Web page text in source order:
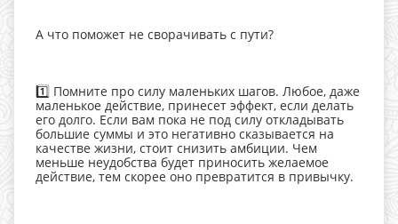
А что поможет не сворачивать с пути?
1️⃣ Помните про силу маленьких шагов. Любое, даже
маленькое действие, принесет эффект, если делать
его долго. Если вам пока не под силу откладывать
большие суммы и это негативно сказывается на
качестве жизни, стоит снизить амбиции. Чем
меньше неудобства будет приносить желаемое
действие, тем скорее оно превратится в привычку.